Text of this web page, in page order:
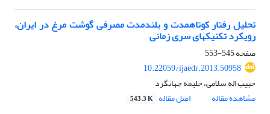
تحلیل رفتار کوتاه‎مدت و بلندمدت مصرفی گوشت مرغ در ایران،
رویکرد تکنیک‎های سری ‎زمانی
صفحه545-553
10.22059/ijaedr.2013.50958
حبیب اله سلامی، حلیمه جهانگرد
مشاهده مقاله
اصل مقاله 543.3 K